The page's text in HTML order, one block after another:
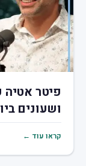
פיטר אטיה
ושעונים
קראו עוד ←